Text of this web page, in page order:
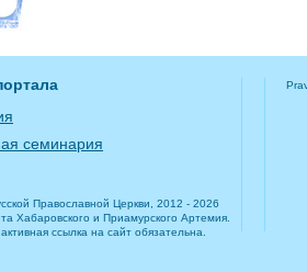
семинария
Православной Церкви, 2012 - 2026
Хабаровского и Приамурского Артемия.
ссылка на сайт обязательна.